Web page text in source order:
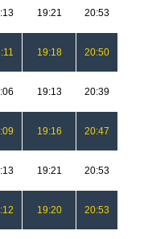
19:21 20:53
19:18 20:50
19:13 20:39
19:16 20:47
19:21 20:53
19:20 20:53